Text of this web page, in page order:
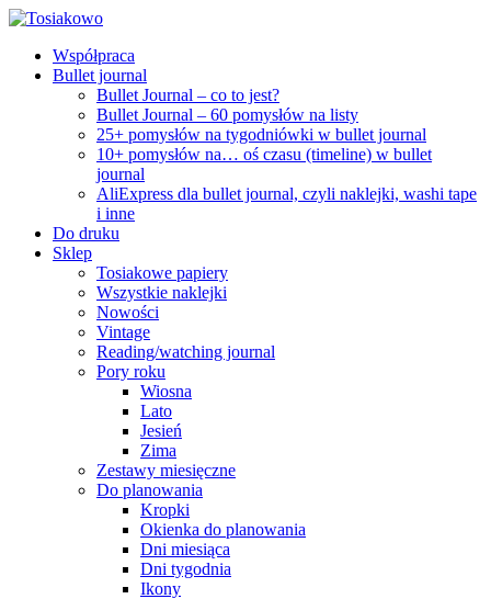
Współpraca
Bullet journal
Bullet Journal – co to jest?
Bullet Journal – 60 pomysłów na listy
25+ pomysłów na tygodniówki w bullet journal
10+ pomysłów na… oś czasu (timeline) w bullet
journal
AliExpress dla bullet journal, czyli naklejki, washi tape
i inne
Do druku
Sklep
Tosiakowe papiery
Wszystkie naklejki
Nowości
Vintage
Reading/watching journal
Pory roku
Wiosna
Lato
Jesień
Zima
Zestawy miesięczne
Do planowania
Kropki
Okienka do planowania
Dni miesiąca
Dni tygodnia
Ikony